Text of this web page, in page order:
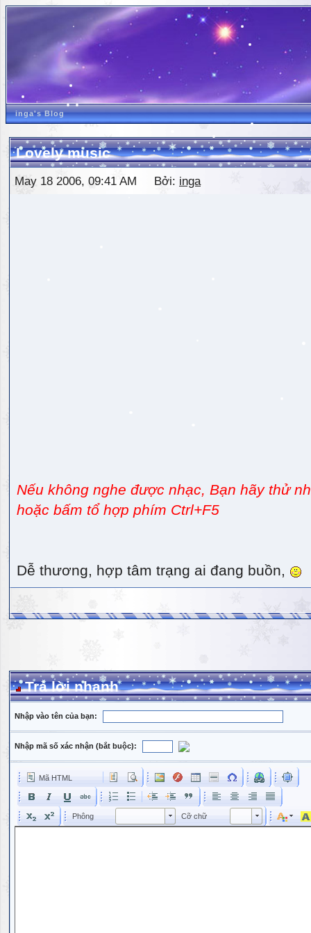
inga's Blog
Lovely music
May 18 2006, 09:41 AM Bởi: inga
Nếu không nghe được nhạc, Bạn hãy thử
hoặc bấm tổ hợp phím Ctrl+F5
Dễ thương, hợp tâm trạng ai đang buồn,
Trả lời nhanh
Nhập vào tên của bạn:
Nhập mã số xác nhận (bắt buộc):
Mã HTML
Phông Phông Cỡ chữ Kích cỡ phông